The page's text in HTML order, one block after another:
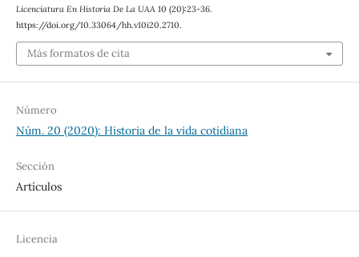
Licenciatura En Historia De La UAA10 (20):23-36.
https://doi.org/10.33064/hh.v10i20.2710.
Más formatos de cita
Número
Núm. 20 (2020): Historia de la vida cotidiana
Sección
Artículos
Licencia